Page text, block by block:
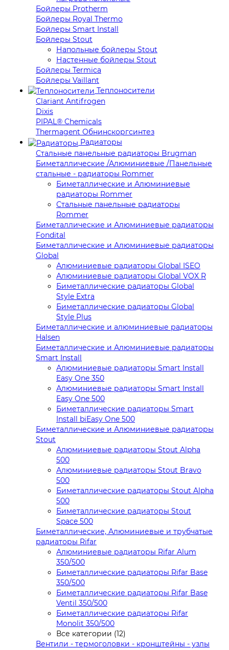
Бойлеры Protherm
Бойлеры Royal Thermo
Бойлеры Smart Install
Бойлеры Stout
Напольные бойлеры Stout
Настенные бойлеры Stout
Бойлеры Termica
Бойлеры Vaillant
Теплоносители
Clariant Antifrogen
Dixis
PIPAL® Chemicals
Thermagent Обнинскоргсинтез
Радиаторы
Стальные панельные радиаторы Brugman
Биметаллические /Алюминиевые /Панельные
стальные - радиаторы Rommer
Биметаллические и Алюминиевые
радиаторы Rommer
Стальные панельные радиаторы
Rommer
Биметаллические и Алюминиевые радиаторы
Fondital
Биметаллические и Алюминиевые радиаторы
Global
Алюминиевые радиаторы Global ISEO
Алюминиевые радиаторы Global VOX R
Биметаллические радиаторы Global
Style Extra
Биметаллические радиаторы Global
Style Plus
Биметаллические и алюминиевые радиаторы
Halsen
Биметаллические и Алюминиевые радиаторы
Smart Install
Алюминиевые радиаторы Smart Install
Easy One 350
Алюминиевые радиаторы Smart Install
Easy One 500
Биметаллические радиаторы Smart
Install biEasy One 500
Биметаллические и Алюминиевые радиаторы
Stout
Алюминиевые радиаторы Stout Alpha
500
Алюминиевые радиаторы Stout Bravo
500
Биметаллические радиаторы Stout Alpha
500
Биметаллические радиаторы Stout
Space 500
Биметаллические, Алюминиевые и трубчатые
радиаторы Rifar
Алюминиевые радиаторы Rifar Alum
350/500
Биметаллические радиаторы Rifar Base
350/500
Биметаллические радиаторы Rifar Base
Ventil 350/500
Биметаллические радиаторы Rifar
Monolit 350/500
Все категории (12)
Вентили - термоголовки - кронштейны - узлы